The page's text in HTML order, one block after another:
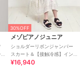
30%OFF
メゾピアノジュニア
ショルダーリボンジャンパー
スカート＆【接触冷感】イン
ナーセット
¥16,940